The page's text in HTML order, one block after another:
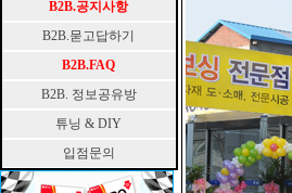
B2B.공지사항
B2B.묻고답하기
B2B.FAQ
B2B. 정보공유방
튜닝 & DIY
입점문의